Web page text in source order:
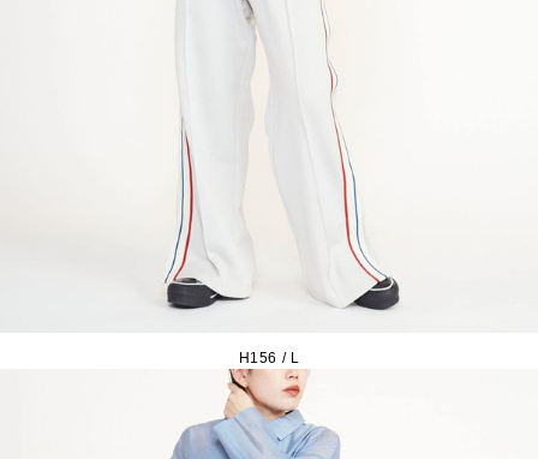
H156 / L